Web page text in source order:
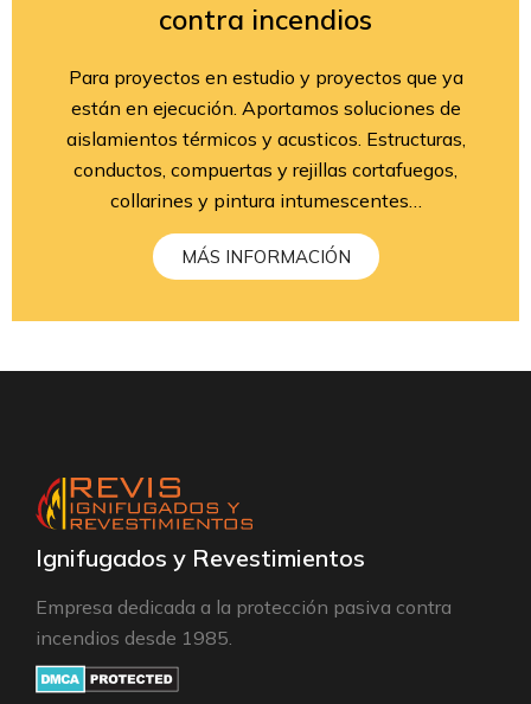
contra incendios
Para proyectos en estudio y proyectos que ya
están en ejecución. Aportamos soluciones de
aislamientos térmicos y acusticos. Estructuras,
conductos, compuertas y rejillas cortafuegos,
collarines y pintura intumescentes…
MÁS INFORMACIÓN
Ignifugados y Revestimientos
Empresa dedicada a la protección pasiva contra
incendios desde 1985.